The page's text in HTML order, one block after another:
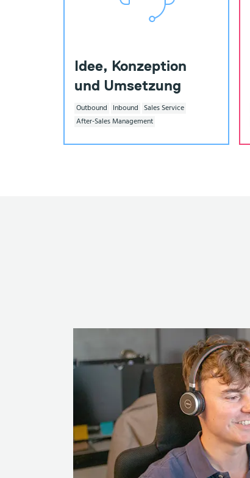
Idee, Konzeption
und Umsetzung
Outbound Inbound Sales Service
After-Sales Management